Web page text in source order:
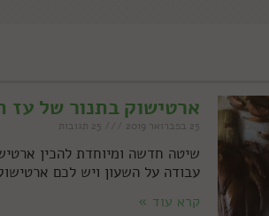
ארטישוק בתנור של עז
25 בפברואר 2019
עבודה על השעון ויש לכם
קרא עוד »